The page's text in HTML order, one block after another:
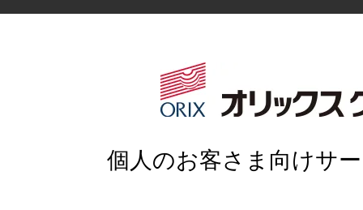
個人のお客さま向けサ